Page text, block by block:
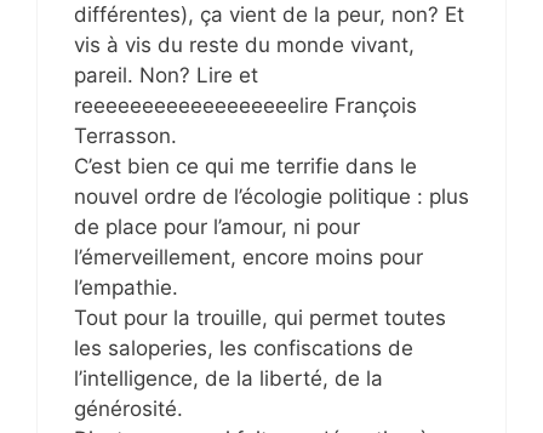
différentes), ça vient de la peur, non? Et
vis à vis du reste du monde vivant,
pareil. Non? Lire et
reeeeeeeeeeeeeeeeeelire François
Terrasson.
C’est bien ce qui me terrifie dans le
nouvel ordre de l’écologie politique : plus
de place pour l’amour, ni pour
l’émerveillement, encore moins pour
l’empathie.
Tout pour la trouille, qui permet toutes
les saloperies, les confiscations de
l’intelligence, de la liberté, de la
générosité.